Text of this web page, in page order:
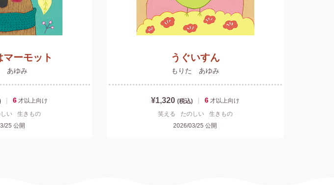
ーモット
あゆみ
| 6 才以上向け
い
生きもの
25 公開
うぐいすん
もりた あゆみ
¥1,320 (税込) | 6 才以上向け
笑える
たのしい
生きもの
2026/03/25 公開